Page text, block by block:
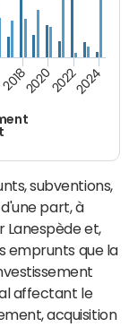
2018202020222024
subventions,
part, à
Lanespède et,
emprunts que la
affectant le
acquisition